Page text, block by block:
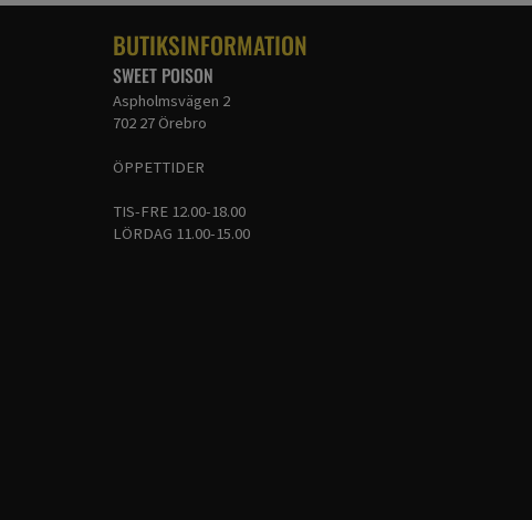
BUTIKSINFORMATION
SWEET POISON
Aspholmsvägen 2
702 27 Örebro
ÖPPETTIDER
TIS-FRE 12.00-18.00
LÖRDAG 11.00-15.00